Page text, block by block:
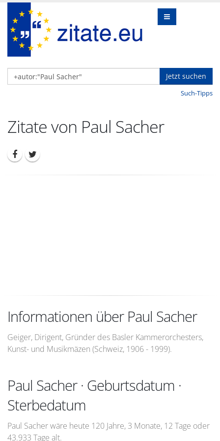
Jetzt suchen
Such-Tipps
Zitate von Paul Sacher
Informationen über Paul Sacher
Geiger, Dirigent, Gründer des Basler Kammerorchesters,
Kunst- und Musikmäzen (Schweiz, 1906 - 1999).
Paul Sacher · Geburtsdatum ·
Sterbedatum
Paul Sacher wäre heute 120 Jahre, 3 Monate, 12 Tage oder
43.933 Tage alt.